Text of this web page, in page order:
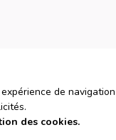
de navigation
des cookies.